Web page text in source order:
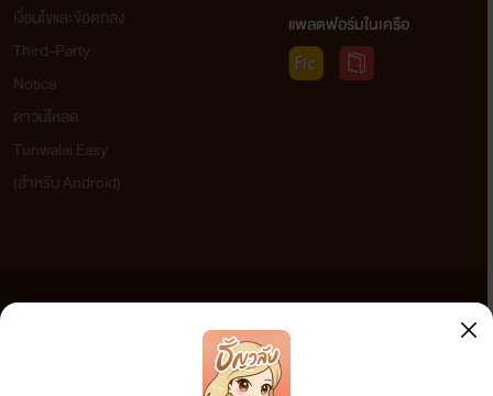
เงื่อนไขและข้อตกลง
Third-Party
Notice
ดาวน์โหลด
Tunwalai Easy
(สำหรับ Android)
แพลตฟอร์มในเครือ
เว็บไซต์แห่งนี้ไม่ได้เห็นด้วยและไม่ขอรับผิดชอบต่อข้อความใดๆ ทั้งสิ้น ดังนั้นผู้อ่านทุกท่านโปรดใช้
วิจารณญาณในการกลั่นกรองด้วยตนเอง และหากท่านพบข้อความใดๆ ที่ขัดต่อกฎหมายและศีลธรรม
กรุณาแจ้งมาที่ tunwalai@ookbee.com เพื่อทีมงานจะได้ดำเนินการในทันที ทั้งนี้ ทางเว็บไซต์ขอสงวน